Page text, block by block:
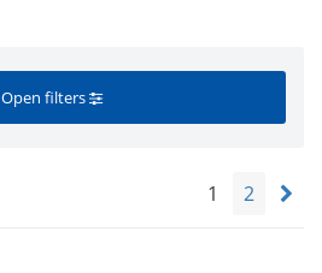
Open filters
1 2